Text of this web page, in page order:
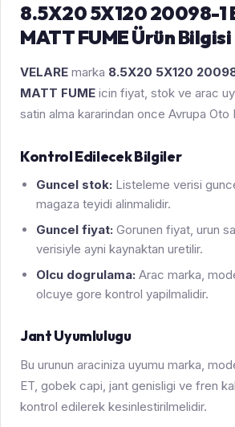
8.5X20 5X120 20098-1
MATT FUME Ürün Bilgisi
VELARE marka 8.5X20 5X120
MATT FUME icin fiyat, stok ve arac
satin alma kararindan once Avrupa
Kontrol Edilecek Bilgiler
Guncel stok: Listeleme verisi
magaza teyidi alinmalidir.
Guncel fiyat: Gorunen fiyat, urun
verisiyle ayni kaynaktan uretilir.
Olcu dogrulama: Arac marka,
olcuye gore kontrol yapilmalidir.
Jant Uyumlulugu
Bu urunun araciniza uyumu marka,
ET, gobek capi, jant genisligi ve fren
kontrol edilerek kesinlestirilmelidir.